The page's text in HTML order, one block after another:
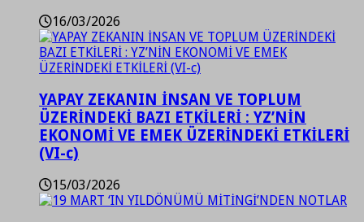
16/03/2026
YAPAY ZEKANIN İNSAN VE TOPLUM
ÜZERİNDEKİ BAZI ETKİLERİ : YZ’NİN
EKONOMİ VE EMEK ÜZERİNDEKİ ETKİLERİ
(VI-c)
15/03/2026